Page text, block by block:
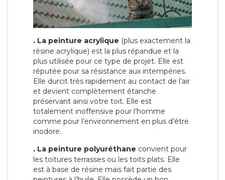
. La peinture acrylique (plus exactement la
résine acrylique) est la plus répandue et la
plus utilisée pour ce type de projet. Elle est
réputée pour sa résistance aux intempéries.
Elle durcit très rapidement au contact de l’air
et devient complètement étanche
préservant ainsi votre toit. Elle est
totalement inoffensive pour l’homme
comme pour l’environnement en plus d’être
inodore.
. La peinture polyuréthane convient pour
les toitures terrasses ou les toits plats. Elle
est à base de résine mais fait partie des